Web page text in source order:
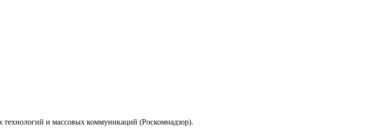
и массовых коммуникаций (Роскомнадзор).